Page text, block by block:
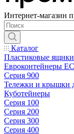
Интернет-магазин
Каталог
Пластиковые ящики
Евроконтейнеры ЕС
Серия 900
Тележки и крышки
Куботейнеры
Серия 100
Серия 200
Серия 300
Серия 400